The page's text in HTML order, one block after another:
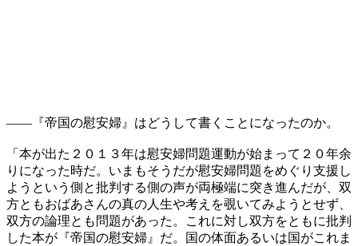
――『帝国の慰安婦』はどうして書くことになったのか。
「本が出た２０１３年は慰安婦問題運動が始まって２０年余
りになった時だ。いまもそうだが慰安婦問題をめぐり支援し
ようという側と批判する側の声が両極端に突き進んだが、双
方ともおばあさんの真の人生や考えを覗いてみようとせず、
双方の論理とも問題があった。これに対し双方をともに批判
した本が『帝国の慰安婦』だ。国の体面あるいは国がこれま